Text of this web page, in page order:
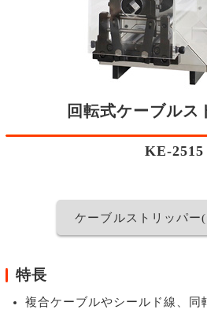
回転式ケーブルス
KE-2515
ケーブルストリッパー
特長
複合ケーブルやシールド線、同